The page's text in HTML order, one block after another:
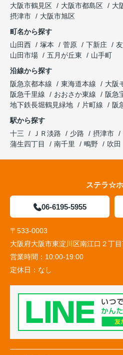
大阪市鶴見区
大阪市都島区 大
摂津市
大阪市旭区
町名から探す
山田西
塚本 菅原 下新庄
山田市場
五月が丘東
山手町
沿線から探す
阪急京都本線
東海道本線
大阪
阪急千里線
おおさか東線 阪急
地下鉄長堀鶴見緑地
片町線
阪
駅から探す
十三
ＪＲ淡路 少路 摂津市
蒲生四丁目
南千里 鴫野 吹田
ステラ☆
06-6195-5955
〒533-0003
大阪府大阪市東淀川区南江口２丁
営業時間： 10:00-19:00
定休日： なし